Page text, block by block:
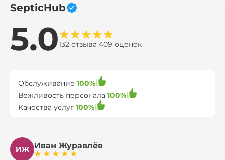
SepticHub
5.0132 отзыва 409 оценок
Обслуживание 100%
Вежливость персонала 100%
Качества услуг 100%
ИЖ Иван Журавлёв